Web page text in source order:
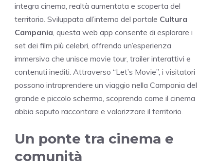
integra cinema, realtà aumentata e scoperta del
territorio. Sviluppata all’interno del portale Cultura
Campania , questa web app consente di esplorare i
set dei film più celebri, offrendo un’esperienza
immersiva che unisce movie tour, trailer interattivi e
contenuti inediti. Attraverso “Let’s Movie”, i visitatori
possono intraprendere un viaggio nella Campania del
grande e piccolo schermo, scoprendo come il cinema
abbia saputo raccontare e valorizzare il territorio.
Un ponte tra cinema e
comunità